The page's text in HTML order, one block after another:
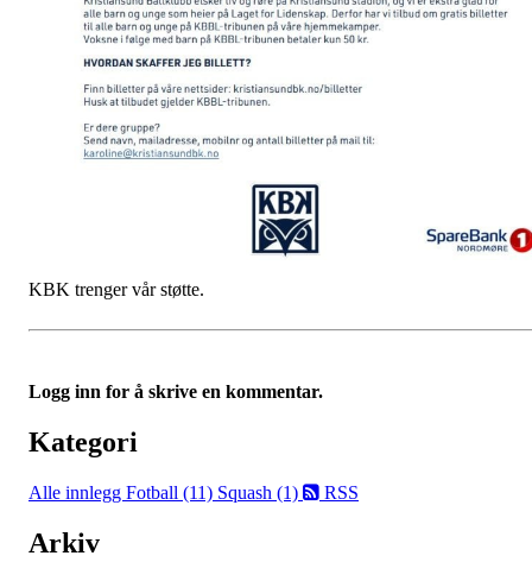
KBK trenger vår støtte.
Logg inn for å skrive en kommentar.
Kategori
Alle innlegg Fotball (11) Squash (1) RSS
Arkiv